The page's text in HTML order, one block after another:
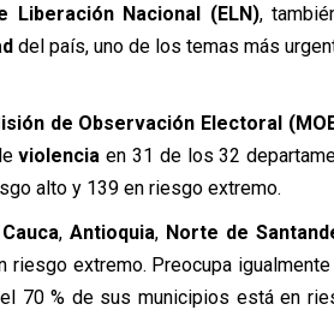
Liberación Nacional (ELN),
del país, uno de los temas más
de Observación Electoral
violencia en 31 de los 32
alto y 139 en riesgo extremo.
Cauca,Antioquia, Norte de
riesgo extremo. Preocupa
70 % de sus municipios está en